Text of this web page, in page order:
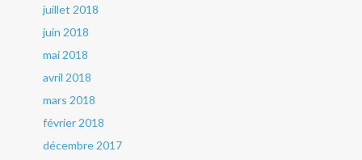
juillet 2018
juin 2018
mai 2018
avril 2018
mars 2018
février 2018
décembre 2017